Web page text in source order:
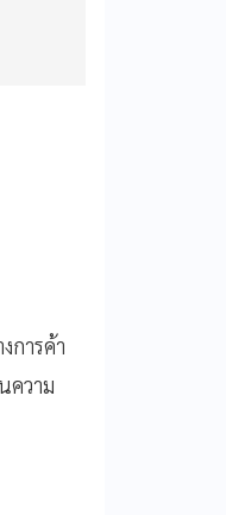
การค้า
ความ